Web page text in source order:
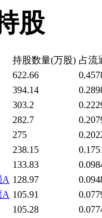
股
持股数量(万股) 占流
622.66
394.14
303.2
282.7
275
238.15
133.83
A 128.97
A 105.91
105.28